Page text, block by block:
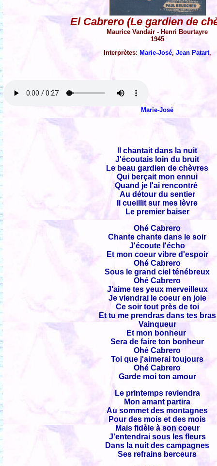
El Cabrero (Le gardien de
Maurice Vandair - Henri Bourtayre
1945
Interprètes: Marie-José, Jean Patart,
Marie-José
Il chantait dans la nuit
J'écoutais loin du bruit
Le beau gardien de chèvres
Qui berçait mon ennui
Quand je l'ai rencontré
Au détour du sentier
Il cueillit sur mes lèvre
Le premier baiser
Ohé Cabrero
Chante chante dans le soir
J'écoute l'écho
Et mon coeur vibre d'espoir
Ohé Cabrero
Sous le grand ciel ténébreux
Ohé Cabrero
J'aime tes yeux merveilleux
Je viendrai le coeur en joie
Ce soir tout près de toi
Et tu me prendras dans tes bras
Vainqueur
Et mon bonheur
Sera de faire ton bonheur
Ohé Cabrero
Toi que j'aimerai toujours
Ohé Cabrero
Garde moi ton amour
Le printemps reviendra
Mon amant partira
Au sommet des montagnes
Pour des mois et des mois
Mais fidèle à son coeur
J'entendrai sous les fleurs
Dans la nuit des campagnes
Ses refrains berceurs